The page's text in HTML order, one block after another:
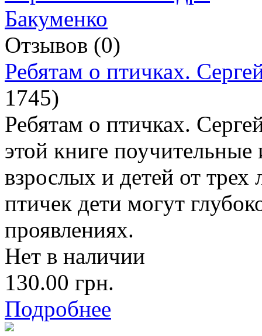
Отзывов (0)
Ребятам о птичках.
1745)
Ребятам о птичках.
этой книге
взрослых и детей от
птичек дети могут
проявлениях.
Нет в наличии
130.00 грн.
Подробнее